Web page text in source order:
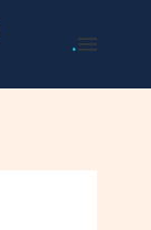
.